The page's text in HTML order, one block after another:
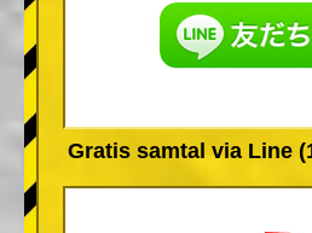
Gratis samtal via Line